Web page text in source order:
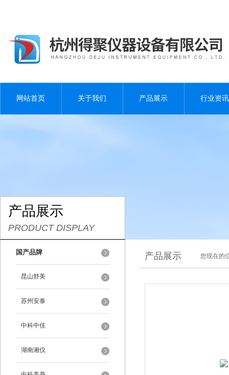
网站首页 关于我们 产品展示 行业资讯
产品展示
PRODUCT DISPLAY
国产品牌
昆山舒美
苏州安泰
中科中佳
湖南湘仪
产品展示 您现在的